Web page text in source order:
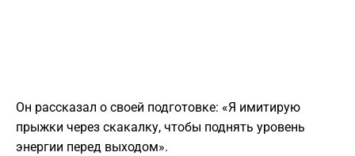
Он рассказал о своей подготовке: «Я имитирую
прыжки через скакалку, чтобы поднять уровень
энергии перед выходом».